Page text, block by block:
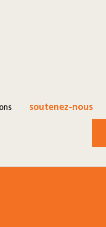
soutenez-nous